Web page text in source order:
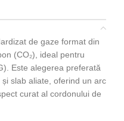
de gaze format din
(CO₂), ideal pentru
Este alegerea preferată
slab aliate, oferind un arc
curat al cordonului de